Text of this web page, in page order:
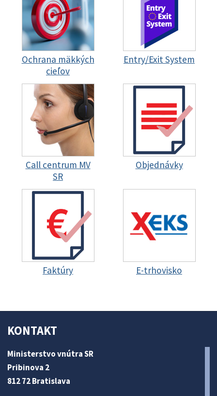
Ochrana mäkkých
cieľov
Entry/Exit System
Call centrum MV
SR
Objednávky
Faktúry E-trhovisko
KONTAKT
Ministerstvo vnútra SR
Pribinova 2
812 72 Bratislava